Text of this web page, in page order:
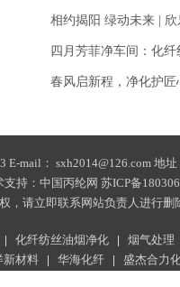
相约揭阳 绿动未来 |
四月芳菲净车间：化
春风启新程，净化护
E-mail： sxh2014@126.com 地
持： 中国丙纶网 苏ICP备
，请立即联系网站负责人进行删
化纤纺丝油烟净化
烟气处理
新材料 华海化纤 盛杰合力